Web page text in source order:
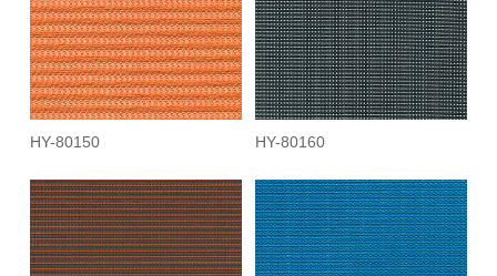
HY-80150 HY-80160